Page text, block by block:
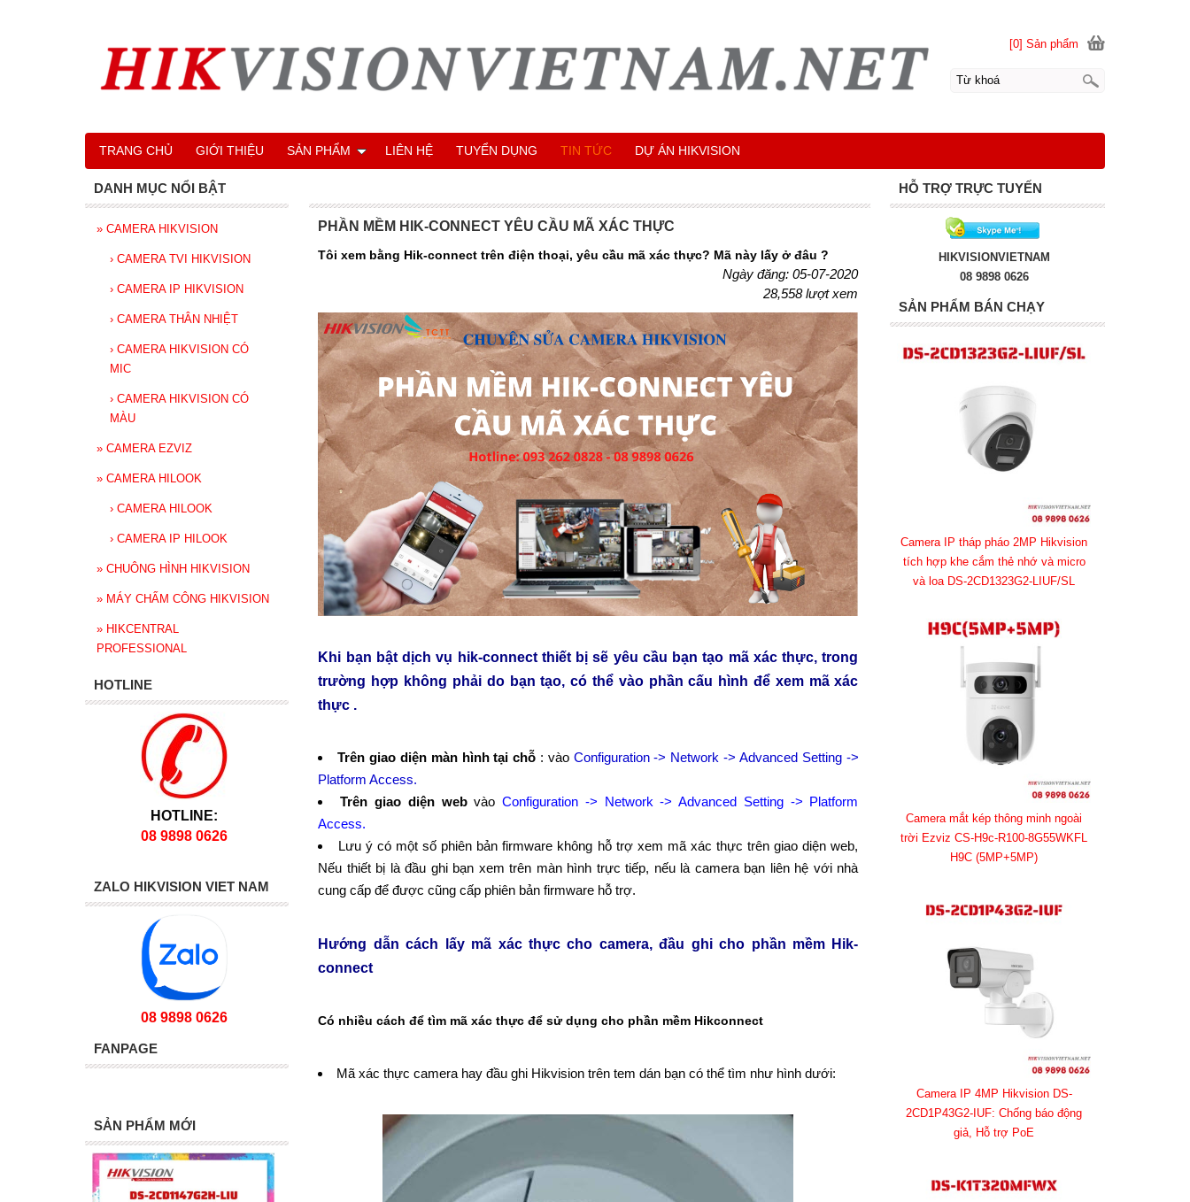
PHẦN MỀM HIK-CONNECT YÊU CẦU MÃ XÁC THỰC
Tôi xem bằng Hik-connect trên điện thoại, yêu cầu mã xác thực? Mã này lấy ở đâu ?
Ngày đăng: 05-07-2020
28,558 lượt xem
Khi bạn bật dịch vụ hik-connect thiết bị sẽ yêu cầu bạn tạo mã xác thực, trong
trường hợp không phải do bạn tạo, có thể vào phần cấu hình để xem mã xác
thực .
Trên giao diện màn hình tại chỗ : vào Configuration -> Network -> Advanced Setting ->
Platform Access.
Trên giao diện webvàoConfiguration -> Network -> Advanced Setting -> Platform
Access.
Lưu ý có một số phiên bản firmware không hỗ trợ xem mã xác thực trên giao diện web,
Nếu thiết bị là đầu ghi bạn xem trên màn hình trực tiếp, nếu là camera bạn liên hệ với nhà
cung cấp để được cũng cấp phiên bản firmware hỗ trợ.
Hướng dẫn cách lấy mã xác thực cho camera, đầu ghi cho phần mềm Hik-
connect
Có nhiều cách để tìm mã xác thực để sử dụng cho phần mềm Hikconnect
Mã xác thực camera hay đầu ghi Hikvision trên tem dán bạn có thể tìm như hình dưới:
HỖ TRỢ TRỰC TUYẾN
HIKVISIONVIETNAM
08 9898 0626
SẢN PHẨM BÁN CHẠY
Camera IP tháp pháo 2MP Hikvision
tích hợp khe cắm thẻ nhớ và micro
và loa DS-2CD1323G2-LIUF/SL
Camera mắt kép thông minh ngoài
trời Ezviz CS-H9c-R100-8G55WKFL
H9C (5MP+5MP)
Camera IP 4MP Hikvision DS-
2CD1P43G2-IUF: Chống báo động
giả, Hỗ trợ PoE
DANH MỤC NỔI BẬT
» CAMERA HIKVISION
› CAMERA TVI HIKVISION
› CAMERA IP HIKVISION
› CAMERA THÂN NHIỆT
› CAMERA HIKVISION CÓ
MIC
› CAMERA HIKVISION CÓ
MÀU
» CAMERA EZVIZ
» CAMERA HILOOK
› CAMERA HILOOK
› CAMERA IP HILOOK
» CHUÔNG HÌNH HIKVISION
» MÁY CHẤM CÔNG HIKVISION
» HIKCENTRAL
PROFESSIONAL
HOTLINE
HOTLINE:
08 9898 0626
ZALO HIKVISION VIET NAM
08 9898 0626
FANPAGE
SẢN PHẨM MỚI
[0] Sản phẩm
TRANG CHỦ GIỚI THIỆU SẢN PHẨM LIÊN HỆ TUYỂN DỤNG TIN TỨC DỰ ÁN HIKVISION